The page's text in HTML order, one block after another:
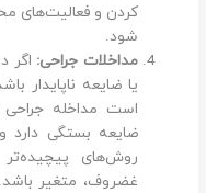
کردن و فعالیت‌های
شود.
مداخلات جراحی: اگر
یا ضایعه ناپایدار
است مداخله
ضایعه بستگی دارد
روش‌های پیچیده‌تر
غضروف، متغیر